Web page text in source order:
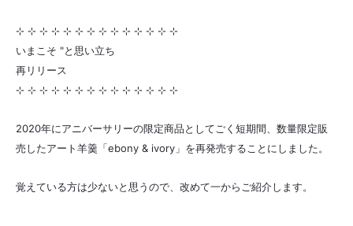
⊹ ⊹ ⊹ ⊹ ⊹ ⊹ ⊹ ⊹ ⊹ ⊹ ⊹ ⊹ ⊹ ⊹
いまこそ "と思い立ち
再リリース
⊹ ⊹ ⊹ ⊹ ⊹ ⊹ ⊹ ⊹ ⊹ ⊹ ⊹ ⊹ ⊹ ⊹
2020年にアニバーサリーの限定商品としてごく短期間、数量限定販
売したアート羊羹「ebony & ivory」を再発売することにしました。
覚えている方は少ないと思うので、改めて一からご紹介します。